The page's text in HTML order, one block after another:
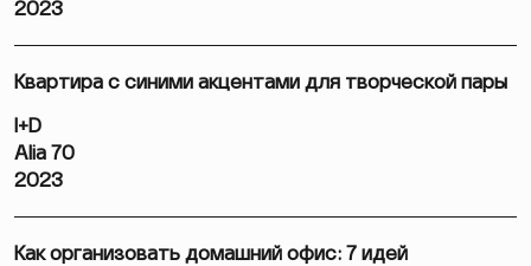
2023
Квартира с синими акцентами для творческой пары
I+D
Alia 70
2023
Как организовать домашний офис: 7 идей